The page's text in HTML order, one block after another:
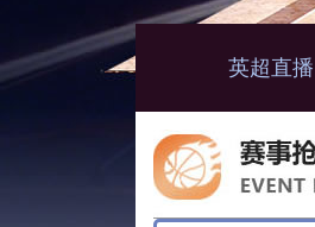
英超直播